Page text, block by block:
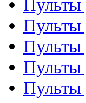
Пульты
Пульты
Пульты
Пульты